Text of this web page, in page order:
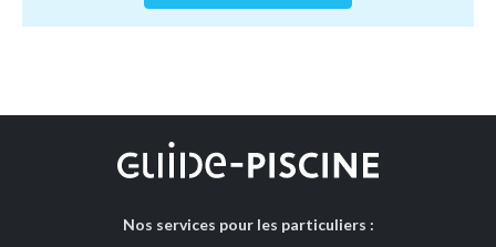
Nos services pour les particuliers :